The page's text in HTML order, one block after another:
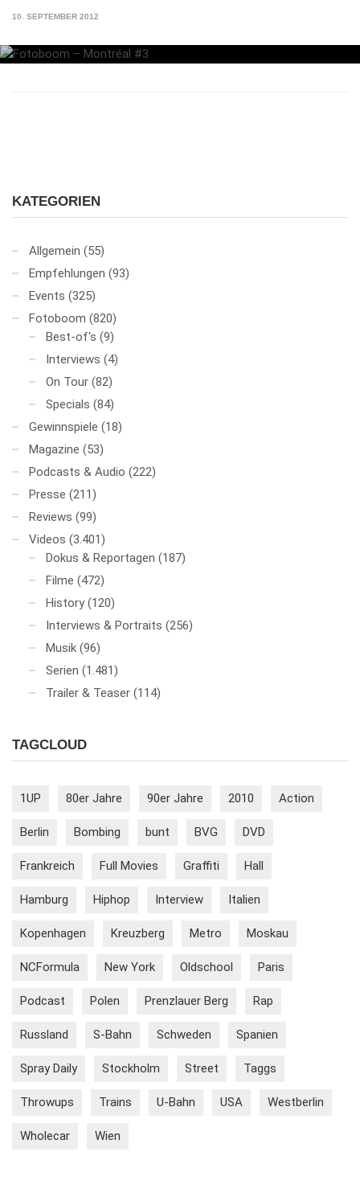
10. SEPTEMBER 2012
KATEGORIEN
Allgemein (55)
Empfehlungen (93)
Events (325)
Fotoboom (820)
Best-of's (9)
Interviews (4)
On Tour (82)
Specials (84)
Gewinnspiele (18)
Magazine (53)
Podcasts & Audio (222)
Presse (211)
Reviews (99)
Videos (3.401)
Dokus & Reportagen (187)
Filme (472)
History (120)
Interviews & Portraits (256)
Musik (96)
Serien (1.481)
Trailer & Teaser (114)
TAGCLOUD
1UP 80er Jahre 90er Jahre 2010 Action
Berlin Bombing bunt BVG DVD
Frankreich Full Movies Graffiti Hall
Hamburg Hiphop Interview Italien
Kopenhagen Kreuzberg Metro Moskau
NCFormula New York Oldschool Paris
Podcast Polen Prenzlauer Berg Rap
Russland S-Bahn Schweden Spanien
Spray Daily Stockholm Street Taggs
Throwups Trains U-Bahn USA Westberlin
Wholecar Wien